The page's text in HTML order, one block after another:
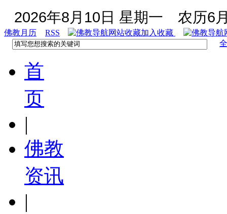
2026年8月10日 星期一 农历6
佛教月历 RSS
加入收藏
首
页
|
佛教
资讯
|